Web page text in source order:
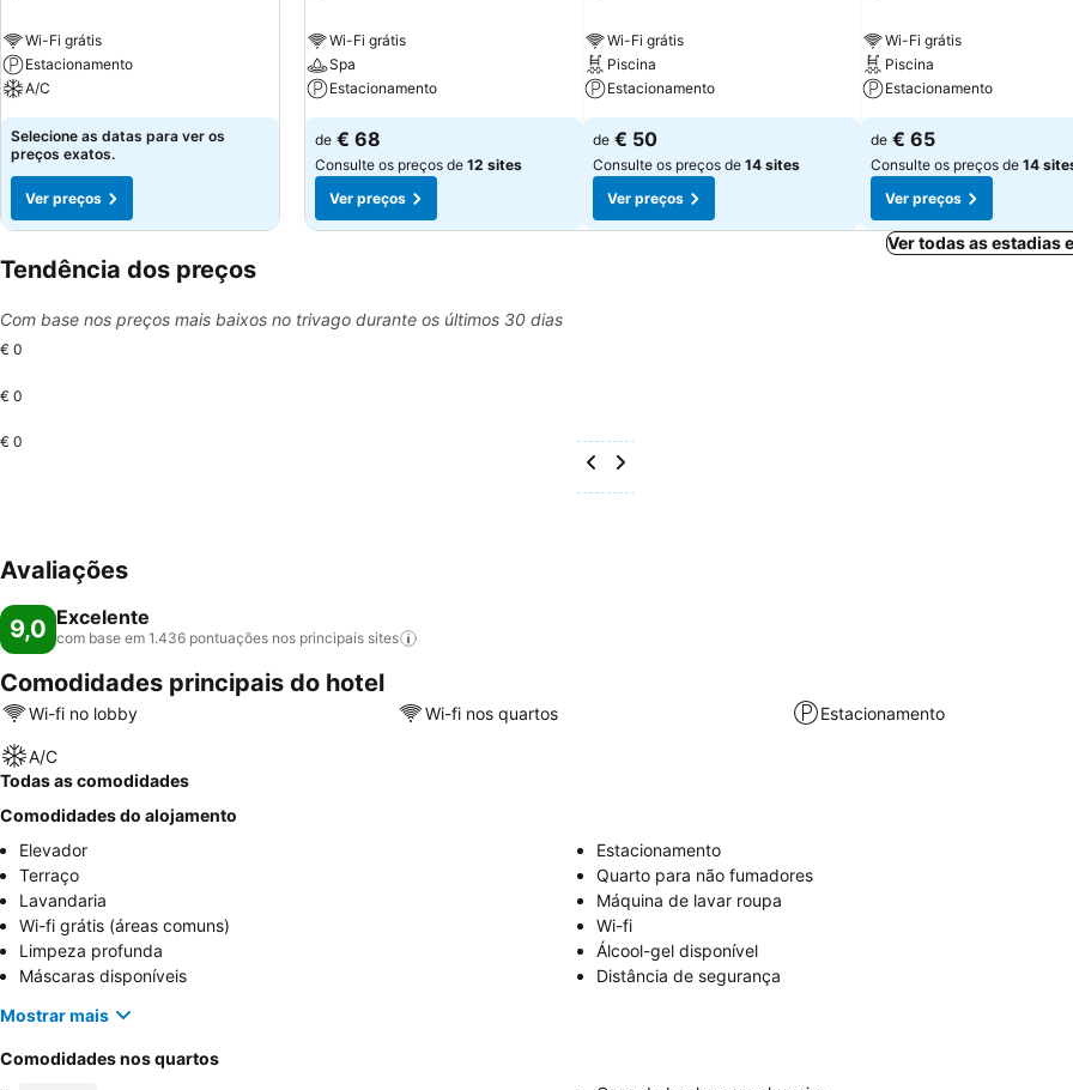
Wi-Fi grátis
Estacionamento
A/C
Selecione as datas para ver os
preços exatos.
Ver preços
Wi-Fi grátis
Spa
Estacionamento
de € 68
Consulte os preços de 12 sites
Ver preços
Wi-Fi grátis
Piscina
Estacionamento
de € 50
Consulte os preços de 14 sites
Ver preços
Wi-Fi grátis
Piscina
Estacionamento
de € 65
Consulte os preços de 14
Ver preços
Ver todas as estadias
Tendência dos preços
Com base nos preços mais baixos no trivago durante os últimos 30 dias
€ 0
€ 0
€ 0
Avaliações
9,0 Excelente
com base em 1.436 pontuações nos principais sites
Comodidades principais do hotel
Wi-fi no lobby Wi-fi nos quartos Estacionamento
A/C
Todas as comodidades
Comodidades do alojamento
Elevador
Estacionamento
Terraço
Quarto para não fumadores
Lavandaria
Máquina de lavar roupa
Wi-fi grátis (áreas comuns)
Wi-fi
Limpeza profunda
Álcool-gel disponível
Máscaras disponíveis
Distância de segurança
Mostrar mais
Comodidades nos quartos